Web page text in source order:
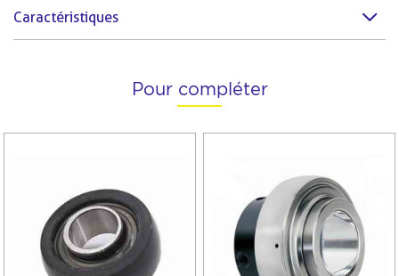
Caractéristiques
Pour compléter